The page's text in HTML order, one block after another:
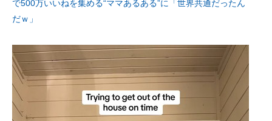
で500万いいねを集める“ママあるある”に「世界共通だったん
だｗ」